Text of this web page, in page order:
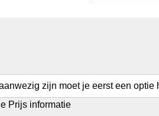
zijn moet je eerst een optie
Prijs informatie